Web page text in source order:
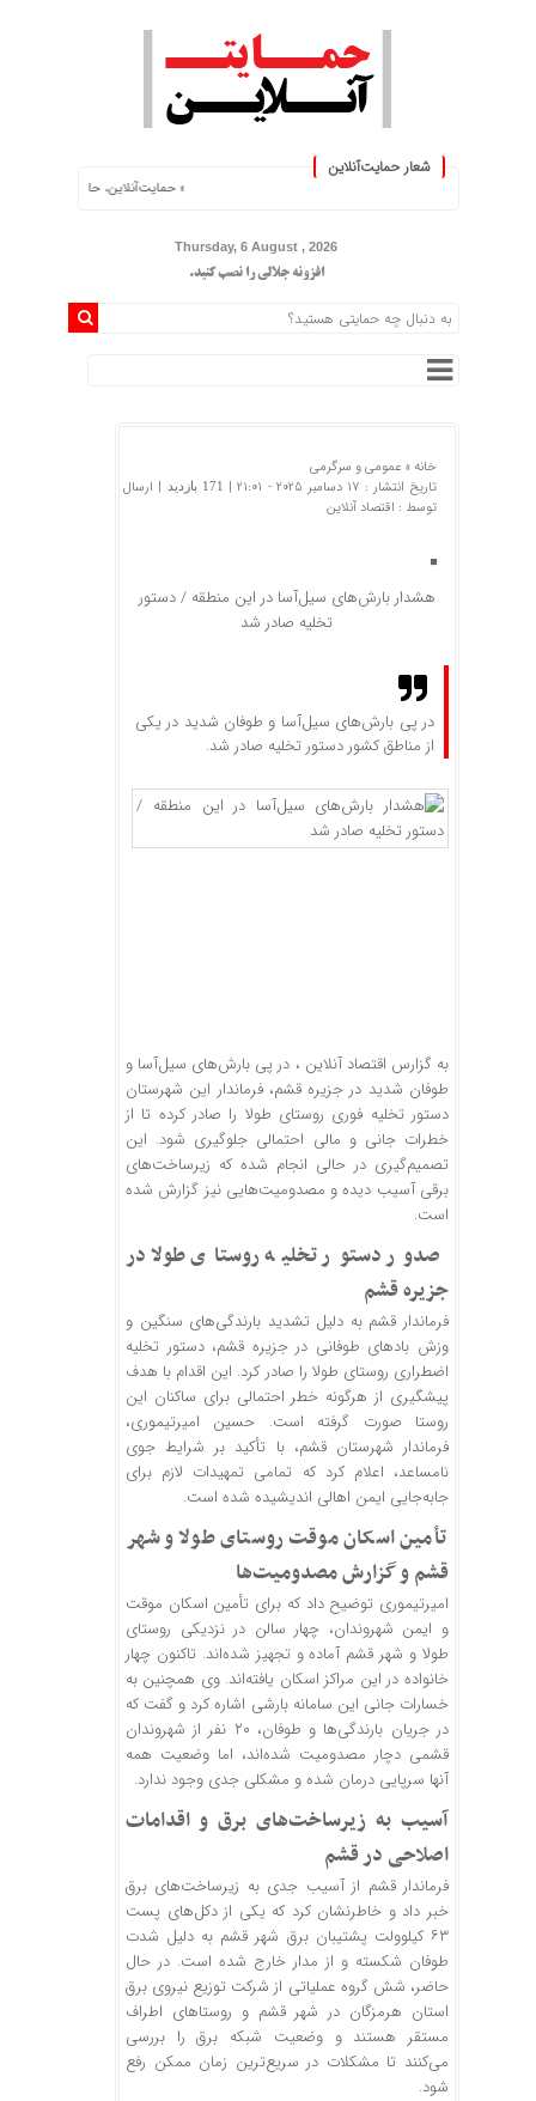
شعار حمایت‌آنلاین
« حمایت‌آنلاین، حامی همه مردم ایران »
Thursday, 6 August , 2026
افزونه جلالی را نصب کنید.
خانه » عمومی و سرگرمی
تاریخ انتشار : 17 دسامبر 2025 - 21:01 |
171 بازدید
| ارسال
توسط : اقتصاد آنلاین
هشدار بارش‌های سیل‌آسا در این منطقه / دستور
تخلیه صادر شد
در پی بارش‌های سیل‌آسا و طوفان شدید در یکی
از مناطق کشور دستور تخلیه صادر شد.
به گزارس اقتصاد آنلاین ، در پی بارش‌های سیل‌آسا و
طوفان شدید در جزیره قشم، فرماندار این شهرستان
دستور تخلیه فوری روستای طولا را صادر کرده تا از
خطرات جانی و مالی احتمالی جلوگیری شود. این
تصمیم‌گیری در حالی انجام شده که زیرساخت‌های
برقی آسیب دیده و مصدومیت‌هایی نیز گزارش شده
است.
صدور دستور تخلیه روستای طولا در
جزیره قشم
فرماندار قشم به دلیل تشدید بارندگی‌های سنگین و
وزش باد‌های طوفانی در جزیره قشم، دستور تخلیه
اضطراری روستای طولا را صادر کرد. این اقدام با هدف
پیشگیری از هرگونه خطر احتمالی برای ساکنان این
روستا صورت گرفته است. حسین امیرتیموری،
فرماندار شهرستان قشم، با تأکید بر شرایط جوی
نامساعد، اعلام کرد که تمامی تمهیدات لازم برای
جابه‌جایی ایمن اهالی اندیشیده شده است.
تأمین اسکان موقت روستای طولا و شهر
قشم و گزارش مصدومیت‌ها
امیرتیموری توضیح داد که برای تأمین اسکان موقت
و ایمن شهروندان، چهار سالن در نزدیکی روستای
طولا و شهر قشم آماده و تجهیز شده‌اند. تاکنون چهار
خانواده در این مراکز اسکان یافته‌اند. وی همچنین به
خسارات جانی این سامانه بارشی اشاره کرد و گفت که
در جریان بارندگی‌ها و طوفان، ۲۰ نفر از شهروندان
قشمی دچار مصدومیت شده‌اند، اما وضعیت همه
آنها سرپایی درمان شده و مشکلی جدی وجود ندارد.
آسیب به زیرساخت‌های برق و اقدامات
اصلاحی در قشم
فرماندار قشم از آسیب جدی به زیرساخت‌های برق
خبر داد و خاطرنشان کرد که یکی از دکل‌های پست
۶۳ کیلوولت پشتیبان برق شهر قشم به دلیل شدت
طوفان شکسته و از مدار خارج شده است. در حال
حاضر، شش گروه عملیاتی از شرکت توزیع نیروی برق
استان هرمزگان در شهر قشم و روستا‌های اطراف
مستقر هستند و وضعیت شبکه برق را بررسی
می‌کنند تا مشکلات در سریع‌ترین زمان ممکن رفع
شود.